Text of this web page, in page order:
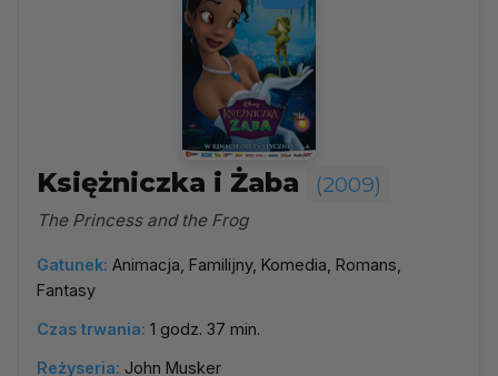
Księżniczka i Żaba (2009)
The Princess and the Frog
Gatunek: Animacja, Familijny, Komedia, Romans,
Fantasy
Czas trwania: 1 godz. 37 min.
Reżyseria: John Musker